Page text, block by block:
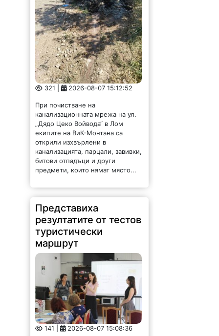
321 | 2026-08-07 15:12:52
При почистване на
канализационната мрежа на ул.
„Дядо Цеко Войвода“ в Лом
екипите на ВиК-Монтана са
открили изхвърлени в
канализацията, парцали, завивки,
битови отпадъци и други
предмети, които нямат място...
Представиха
резултатите от тестов
туристически
маршрут
141 | 2026-08-07 15:08:36